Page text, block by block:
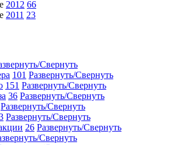
2012 66
2011 23
Свернуть
101 Развернуть/Свернуть
151 Развернуть/Свернуть
36 Развернуть/Свернуть
Развернуть/Свернуть
Развернуть/Свернуть
26 Развернуть/Свернуть
Свернуть